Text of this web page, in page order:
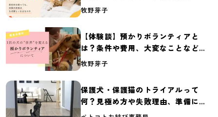
体の実態調査【保護犬・保護猫白書
牧野芽子
【体験談】預かりボランティアと
は？条件や費用、大変なことなど紹
介
牧野芽子
保護犬・保護猫のトライアルって
何？見極め方や失敗理由、準備に必
要なものを紹介